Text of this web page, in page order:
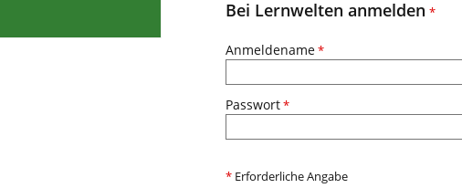
Bei Lernwelten anmelden *
Anmeldename*
Passwort*
* Erforderliche Angabe